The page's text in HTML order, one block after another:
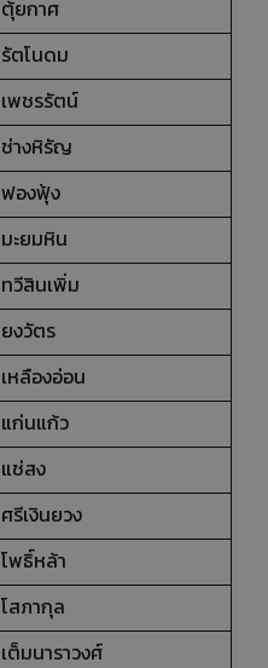
ตุ้ยกาศ
รัตโนดม
เพชรรัตน์
ช่างหิรัญ
ฟองฟุ้ง
มะยมหิน
ทวีสินเพิ่ม
ยงวัตร
เหลืองอ่อน
แก่นแก้ว
แช่สง
ศรีเงินยวง
โพธิ์หล้า
โสภากุล
เต็มนาราวงศ์